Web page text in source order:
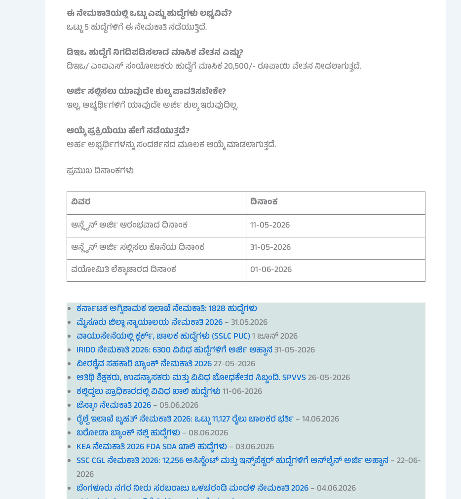
ಈ ನೇಮಕಾತಿಯಲ್ಲಿ ಒಟ್ಟು ಎಷ್ಟು ಹುದ್ದೆಗಳು ಲಭ್ಯವಿವೆ?
ಒಟ್ಟು 5 ಹುದ್ದೆಗಳಿಗೆ ಈ ನೇಮಕಾತಿ ನಡೆಯುತ್ತಿದೆ.
ಡಿಇಒ ಹುದ್ದೆಗೆ ನಿಗದಿಪಡಿಸಲಾದ ಮಾಸಿಕ ವೇತನ ಎಷ್ಟು?
ಡಿಇಒ/ ಎಂಐಎಸ್ ಸಂಯೋಜಕರು ಹುದ್ದೆಗೆ ಮಾಸಿಕ 20,500/- ರೂಪಾಯಿ ವೇತನ ನೀಡಲಾಗುತ್ತದೆ.
ಅರ್ಜಿ ಸಲ್ಲಿಸಲು ಯಾವುದೇ ಶುಲ್ಕ ಪಾವತಿಸಬೇಕೇ?
ಇಲ್ಲ, ಅಭ್ಯರ್ಥಿಗಳಿಗೆ ಯಾವುದೇ ಅರ್ಜಿ ಶುಲ್ಕ ಇರುವುದಿಲ್ಲ.
ಆಯ್ಕೆ ಪ್ರಕ್ರಿಯೆಯು ಹೇಗೆ ನಡೆಯುತ್ತದೆ?
ಅರ್ಹ ಅಭ್ಯರ್ಥಿಗಳನ್ನು ಸಂದರ್ಶನದ ಮೂಲಕ ಆಯ್ಕೆ ಮಾಡಲಾಗುತ್ತದೆ.
ಪ್ರಮುಖ ದಿನಾಂಕಗಳು
ವಿವರ
ದಿನಾಂಕ
ಆನ್ಲೈನ್ ಅರ್ಜಿ ಆರಂಭವಾದ ದಿನಾಂಕ
11-05-2026
ಆನ್ಲೈನ್ ಅರ್ಜಿ ಸಲ್ಲಿಸಲು ಕೊನೆಯ ದಿನಾಂಕ
31-05-2026
ವಯೋಮಿತಿ ಲೆಕ್ಕಾಚಾರದ ದಿನಾಂಕ
01-06-2026
ಕರ್ನಾಟಕ ಅಗ್ನಿಶಾಮಕ ಇಲಾಖೆ ನೇಮಕಾತಿ: 1828 ಹುದ್ದೆಗಳು
ಮೈಸೂರು ಜಿಲ್ಲಾ ನ್ಯಾಯಾಲಯ ನೇಮಕಾತಿ 2026– 31.05.2026
ವಾಯುಸೇನೆಯಲ್ಲಿ ಕ್ಲರ್ಕ್, ಚಾಲಕ ಹುದ್ದೆಗಳು (SSLC PUC)1 ಜೂನ್ 2026
IRIDO ನೇಮಕಾತಿ 2026: 6300 ವಿವಿಧ ಹುದ್ದೆಗಳಿಗೆ ಅರ್ಜಿ ಆಹ್ವಾನ31-05-2026
ವೀರಶೈವ ಸಹಕಾರಿ ಬ್ಯಾಂಕ್ ನೇಮಕಾತಿ 202627-05-2026
ಅತಿಥಿ ಶಿಕ್ಷಕರು, ಉಪನ್ಯಾಸಕರು ಮತ್ತು ವಿವಿಧ ಬೋಧಕೇತರ ಸಿಬ್ಬಂದಿ. SPVVS26-05-2026
ಕಲ್ಲಿದ್ದಲು ಪ್ರಾಧಿಕಾರದಲ್ಲಿ ವಿವಿಧ ಖಾಲಿ ಹುದ್ದೆಗಳು11-06-2026
ಜೆಸ್ಕಾಂ ನೇಮಕಾತಿ 2026– 05.06.2026
ರೈಲ್ವೆ ಇಲಾಖೆ ಬೃಹತ್ ನೇಮಕಾತಿ 2026: ಒಟ್ಟು 11,127 ರೈಲು ಚಾಲಕರ ಭರ್ತಿ– 14.06.2026
ಬರೋಡಾ ಬ್ಯಾಂಕ್ ನಲ್ಲಿ ಹುದ್ದೆಗಳು– 08.06.2026
KEA ನೇಮಕಾತಿ 2026 FDA SDA ಖಾಲಿ ಹುದ್ದೆಗಳು– 03.06.2026
SSC CGL ನೇಮಕಾತಿ 2026: 12,256 ಅಸಿಸ್ಟೆಂಟ್ ಮತ್ತು ಇನ್ಸ್‌ಪೆಕ್ಟರ್ ಹುದ್ದೆಗಳಿಗೆ ಆನ್‌ಲೈನ್ ಅರ್ಜಿ ಅಹ್ವಾನ– 22-06-
2026
ಬೆಂಗಳೂರು ನಗರ ನೀರು ಸರಬರಾಜು ಒಳಚರಂಡಿ ಮಂಡಳಿ ನೇಮಕಾತಿ 2026– 04.06.2026